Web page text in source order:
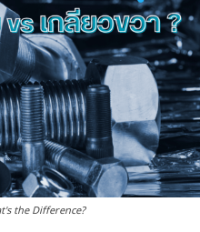
the Difference?